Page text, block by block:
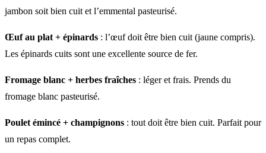
jambon soit bien cuit et l’emmental pasteurisé.
Œuf au plat + épinards : l’œuf doit être bien cuit (jaune compris).
Les épinards cuits sont une excellente source de fer.
Fromage blanc + herbes fraîches : léger et frais. Prends du
fromage blanc pasteurisé.
Poulet émincé + champignons : tout doit être bien cuit. Parfait pour
un repas complet.